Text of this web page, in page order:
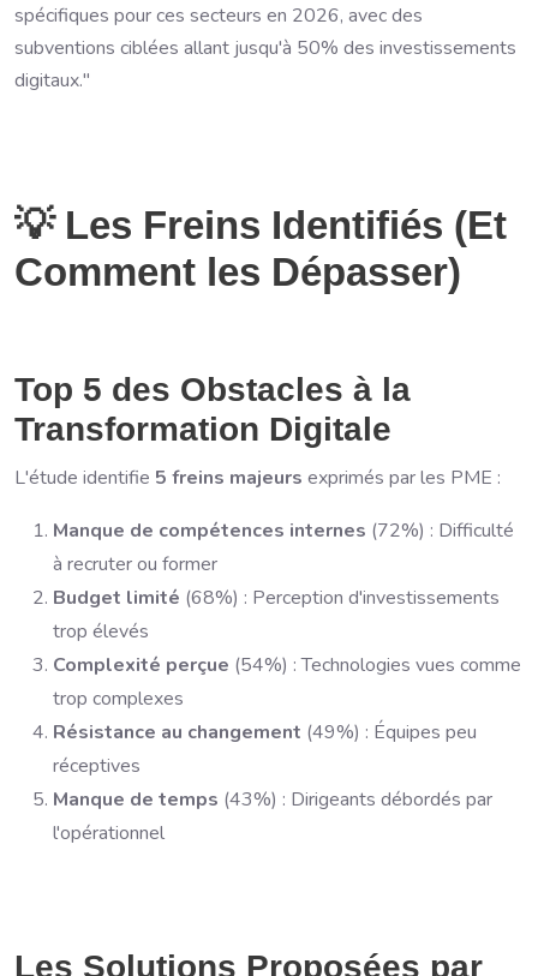
spécifiques pour ces secteurs en 2026, avec des
subventions ciblées allant jusqu'à 50% des investissements
digitaux."
💡 Les Freins Identifiés (Et
Comment les Dépasser)
Top 5 des Obstacles à la
Transformation Digitale
L'étude identifie 5 freins majeurs exprimés par les PME :
Manque de compétences internes (72%) : Difficulté
à recruter ou former
Budget limité (68%) : Perception d'investissements
trop élevés
Complexité perçue (54%) : Technologies vues comme
trop complexes
Résistance au changement (49%) : Équipes peu
réceptives
Manque de temps (43%) : Dirigeants débordés par
l'opérationnel
Les Solutions Proposées par